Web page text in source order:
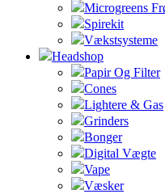
Microgreens
Spirekit
Vækstsysteme
Headshop
Papir Og Filter
Cones
Lightere & Gas
Grinders
Bonger
Digital Vægte
Vape
Væsker